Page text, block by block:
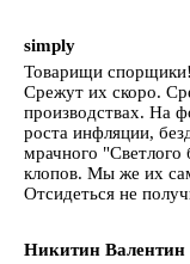
simply
Товарищи
Срежут их скоро.
производствах. На
роста инфляции,
мрачного "Светлого
клопов. Мы же их
Отсидеться не
Никитин Валентин